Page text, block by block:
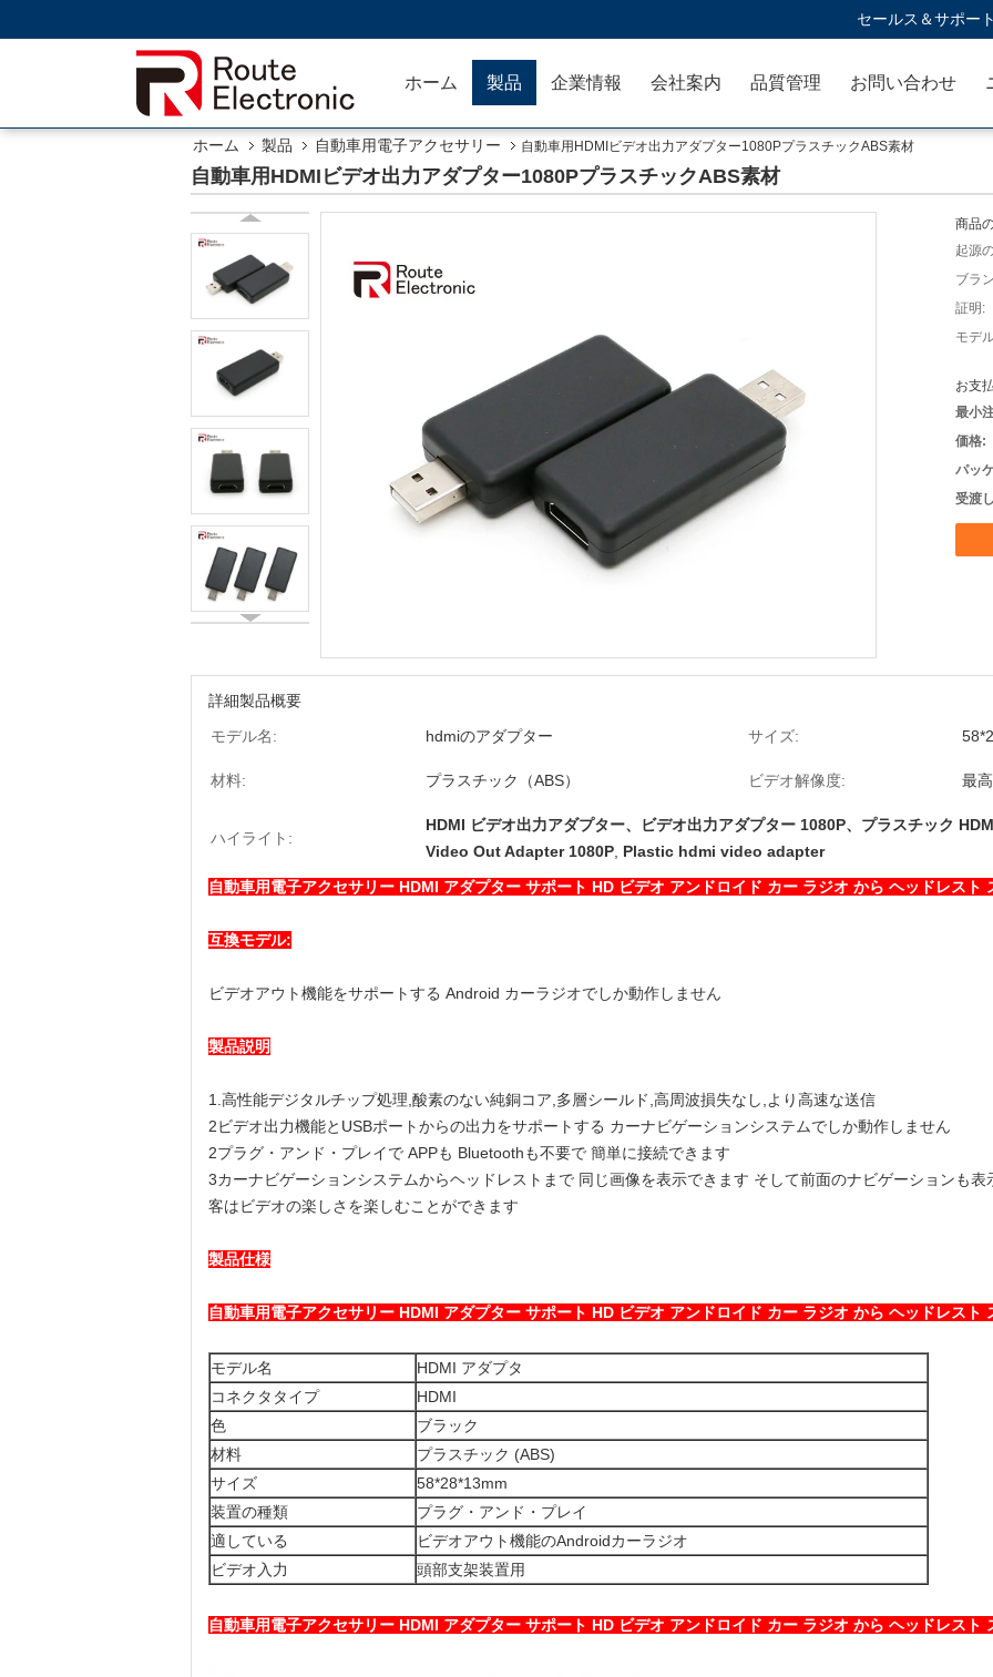
セールス＆サポー
ホーム 製品 企業情報 会社案内 品質管理 お問い合わせ
ホーム 製品 自動車用電子アクセサリー 自動車用HDMIビデオ出力アダプター1080PプラスチックABS素材
自動車用HDMIビデオ出力アダプター1080PプラスチックABS素材
商品
起源
ブラ
証明:
モデ
お支
最小
価格:
パッ
受渡
詳細製品概要
モデル名:
hdmiのアダプター サイズ:
材料: プラスチック（ABS） ビデオ解像度: 最
ハイライト:
HDMI ビデオ出力アダプター、ビデオ出力アダプター 1080P、プラスチック
Video Out Adapter 1080P Plastic hdmi video adapter
自動車用電子アクセサリー HDMI アダプター サポート HD ビデオ アンドロイド カー ラジオ から ヘッドレスト
互換モデル:
ビデオアウト機能をサポートする Android カーラジオでしか動作しません
製品説明
1. 高性能デジタルチップ処理,酸素のない純銅コア,多層シールド,高周波損失なし,より高速な送信
2ビデオ出力機能とUSBポートからの出力をサポートする カーナビゲーションシステムでしか動作しません
2プラグ・アンド・プレイで APPも Bluetoothも不要で 簡単に接続できます
3カーナビゲーションシステムからヘッドレストまで 同じ画像を表示できます そして前面のナビゲーションも
客はビデオの楽しさを楽しむことができます
製品仕様
自動車用電子アクセサリー HDMI アダプター サポート HD ビデオ アンドロイド カー ラジオ から ヘッドレスト
モデル名
HDMI アダプタ
コネクタタイプ
HDMI
色
ブラック
材料
プラスチック (ABS)
サイズ
58*28*13mm
装置の種類
プラグ・アンド・プレイ
適している
ビデオアウト機能のAndroidカーラジオ
ビデオ入力
頭部支架装置用
自動車用電子アクセサリー HDMI アダプター サポート HD ビデオ アンドロイド カー ラジオ から ヘッドレスト